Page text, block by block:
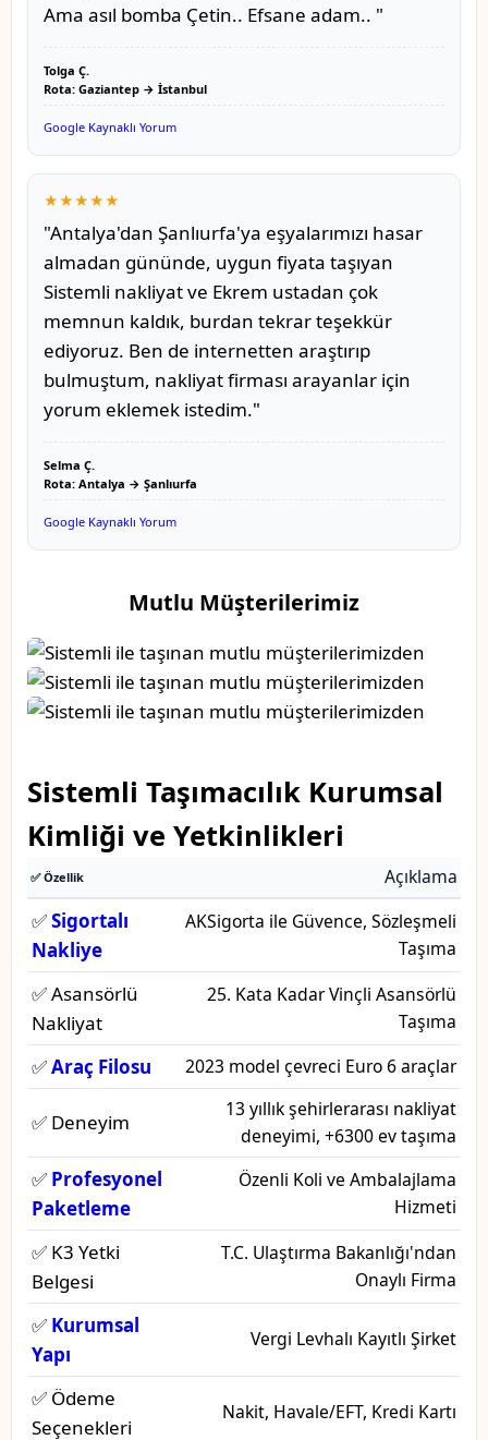
Ama asıl bomba Çetin.. Efsane adam.. "
Tolga Ç.
Rota: Gaziantep → İstanbul
Google Kaynaklı Yorum
★★★★★
"Antalya'dan Şanlıurfa'ya eşyalarımızı hasar
almadan gününde, uygun fiyata taşıyan
Sistemli nakliyat ve Ekrem ustadan çok
memnun kaldık, burdan tekrar teşekkür
ediyoruz. Ben de internetten araştırıp
bulmuştum, nakliyat firması arayanlar için
yorum eklemek istedim."
Selma Ç.
Rota: Antalya → Şanlıurfa
Google Kaynaklı Yorum
Mutlu Müşterilerimiz
Sistemli Taşımacılık Kurumsal
Kimliği ve Yetkinlikleri
✅ Özellik Açıklama
✅Sigortalı
Nakliye
AKSigorta ile Güvence, Sözleşmeli
Taşıma
✅ Asansörlü
Nakliyat
25. Kata Kadar Vinçli Asansörlü
Taşıma
✅Araç Filosu 2023 model çevreci Euro 6 araçlar
✅ Deneyim
13 yıllık şehirlerarası nakliyat
deneyimi, +6300 ev taşıma
✅ Profesyonel
Paketleme
Özenli Koli ve Ambalajlama
Hizmeti
✅ K3 Yetki
Belgesi
T.C. Ulaştırma Bakanlığı'ndan
Onaylı Firma
✅ Kurumsal
Yapı
Vergi Levhalı Kayıtlı Şirket
✅ Ödeme
Seçenekleri
Nakit, Havale/EFT, Kredi Kartı